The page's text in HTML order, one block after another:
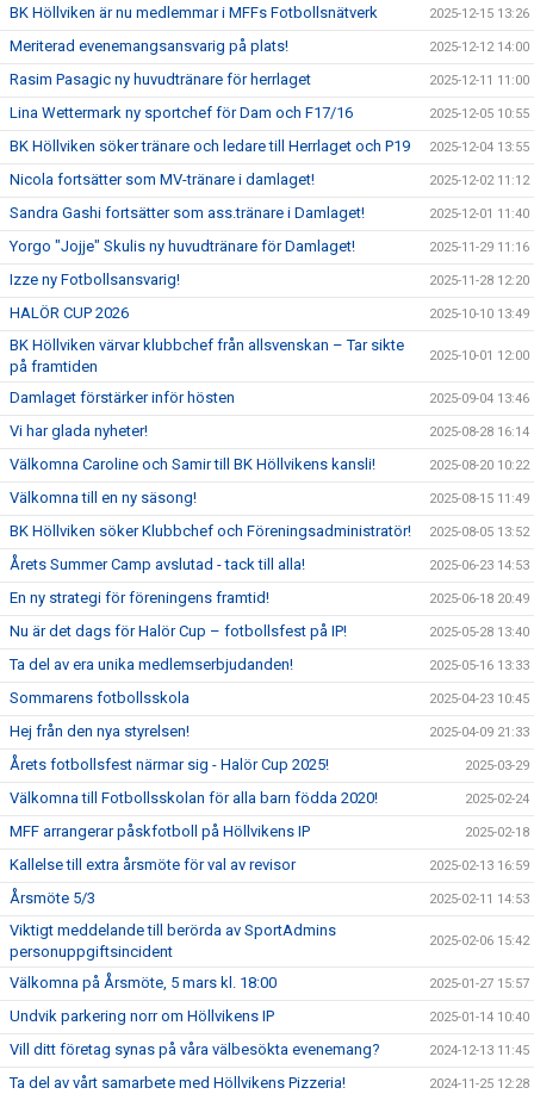
BK Höllviken är nu medlemmar i MFFs Fotbollsnätverk 2025-12-15 13:26
Meriterad evenemangsansvarig på plats! 2025-12-12 14:00
Rasim Pasagic ny huvudtränare för herrlaget 2025-12-11 11:00
Lina Wettermark ny sportchef för Dam och F17/16 2025-12-05 10:55
BK Höllviken söker tränare och ledare till Herrlaget och P19 2025-12-04 13:55
Nicola fortsätter som MV-tränare i damlaget! 2025-12-02 11:12
Sandra Gashi fortsätter som ass.tränare i Damlaget! 2025-12-01 11:40
Yorgo "Jojje" Skulis ny huvudtränare för Damlaget! 2025-11-29 11:16
Izze ny Fotbollsansvarig! 2025-11-28 12:20
HALÖR CUP 2026 2025-10-10 13:49
BK Höllviken värvar klubbchef från allsvenskan – Tar sikte
på framtiden
2025-10-01 12:00
Damlaget förstärker inför hösten 2025-09-04 13:46
Vi har glada nyheter! 2025-08-28 16:14
Välkomna Caroline och Samir till BK Höllvikens kansli! 2025-08-20 10:22
Välkomna till en ny säsong! 2025-08-15 11:49
BK Höllviken söker Klubbchef och Föreningsadministratör! 2025-08-05 13:52
Årets Summer Camp avslutad - tack till alla! 2025-06-23 14:53
En ny strategi för föreningens framtid! 2025-06-18 20:49
Nu är det dags för Halör Cup – fotbollsfest på IP! 2025-05-28 13:40
Ta del av era unika medlemserbjudanden! 2025-05-16 13:33
Sommarens fotbollsskola 2025-04-23 10:45
Hej från den nya styrelsen! 2025-04-09 21:33
Årets fotbollsfest närmar sig - Halör Cup 2025! 2025-03-29
Välkomna till Fotbollsskolan för alla barn födda 2020! 2025-02-24
MFF arrangerar påskfotboll på Höllvikens IP 2025-02-18
Kallelse till extra årsmöte för val av revisor 2025-02-13 16:59
Årsmöte 5/3 2025-02-11 14:53
Viktigt meddelande till berörda av SportAdmins
personuppgiftsincident
2025-02-06 15:42
Välkomna på Årsmöte, 5 mars kl. 18:00 2025-01-27 15:57
Undvik parkering norr om Höllvikens IP 2025-01-14 10:40
Vill ditt företag synas på våra välbesökta evenemang? 2024-12-13 11:45
Ta del av vårt samarbete med Höllvikens Pizzeria! 2024-11-25 12:28